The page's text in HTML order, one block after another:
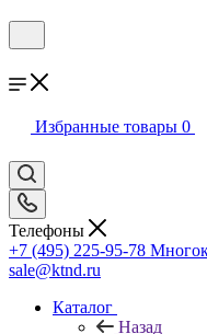
Избранные товары 0
Телефоны
+7 (495) 225-95-78
sale@ktnd.ru
Каталог
Назад